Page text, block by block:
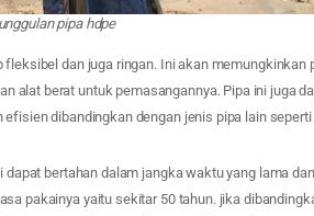
pipa hdpe
dan juga ringan. Ini akan memungkinkan
alat berat untuk pemasangannya. Pipa ini juga
dibandingkan dengan jenis pipa lain
dapat bertahan dalam jangka waktu yang lama
pakainya yaitu sekitar 50 tahun. jika